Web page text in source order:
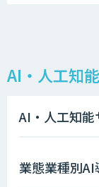
AI・人工知
AI・人工知能
業態業種別